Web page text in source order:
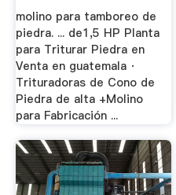
molino para tamboreo de
piedra. ... de1,5 HP Planta
para Triturar Piedra en
Venta en guatemala ·
Trituradoras de Cono de
Piedra de alta +Molino
para Fabricación ...